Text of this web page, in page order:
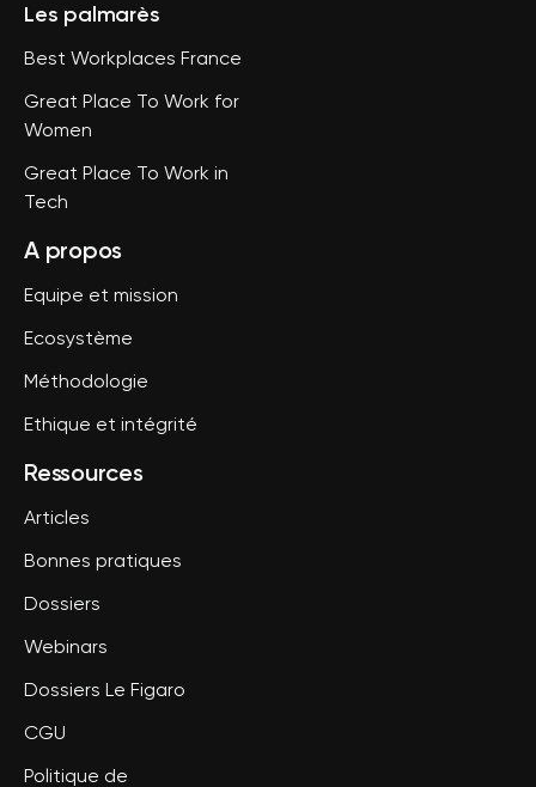
Les palmarès
Best Workplaces France
Great Place To Work for
Women
Great Place To Work in
Tech
A propos
Equipe et mission
Ecosystème
Méthodologie
Ethique et intégrité
Ressources
Articles
Bonnes pratiques
Dossiers
Webinars
Dossiers Le Figaro
CGU
Politique de